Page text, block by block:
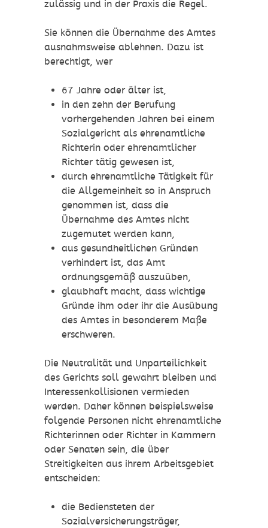
zulässig und in der Praxis die Regel.
Sie können die Übernahme des Amtes
ausnahmsweise ablehnen. Dazu ist
berechtigt, wer
67 Jahre oder älter ist,
in den zehn der Berufung
vorhergehenden Jahren bei einem
Sozialgerichtals ehrenamtliche
Richterin oder ehrenamtlicher
Richter tätig gewesen ist,
durch ehrenamtliche Tätigkeit für
die Allgemeinheit so in Anspruch
genommen ist, dass die
Übernahme des Amtes nicht
zugemutet werden kann,
aus gesundheitlichen Gründen
verhindert ist, das Amt
ordnungsgemäß auszuüben,
glaubhaft macht, dass wichtige
Gründe ihm oder ihr die Ausübung
des Amtes in besonderem Maße
erschweren.
Die Neutralität und Unparteilichkeit
des Gerichts soll gewahrt bleiben und
Interessenkollisionen vermieden
werden. Daher können beispielsweise
folgende Personen nicht ehrenamtliche
Richterinnen oder Richter in Kammern
oder Senaten sein, die über
Streitigkeiten aus ihrem Arbeitsgebiet
entscheiden:
die Bediensteten der
Sozialversicherungsträger,